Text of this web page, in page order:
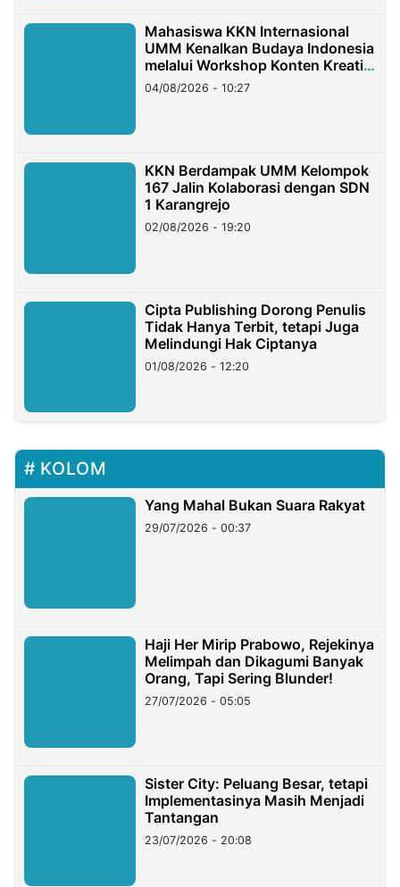
Mahasiswa KKN Internasional
UMM Kenalkan Budaya Indonesia
melalui Workshop Konten Kreatif
di Taiwan
04/08/2026 - 10:27
KKN Berdampak UMM Kelompok
167 Jalin Kolaborasi dengan SDN
1 Karangrejo
02/08/2026 - 19:20
Cipta Publishing Dorong Penulis
Tidak Hanya Terbit, tetapi Juga
Melindungi Hak Ciptanya
01/08/2026 - 12:20
KOLOM
Yang Mahal Bukan Suara Rakyat
29/07/2026 - 00:37
Haji Her Mirip Prabowo, Rejekinya
Melimpah dan Dikagumi Banyak
Orang, Tapi Sering Blunder!
27/07/2026 - 05:05
Sister City: Peluang Besar, tetapi
Implementasinya Masih Menjadi
Tantangan
23/07/2026 - 20:08